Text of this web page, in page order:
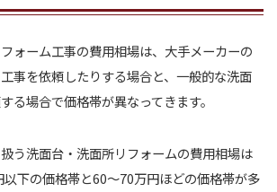
ォーム工事の費用相場は、大手メーカーの
事を依頼したりする場合と、一般的な洗面
る場合で価格帯が異なってきます。
う洗面台・洗面所リフォームの費用相場は
下の価格帯と60～70万円ほどの価格帯が多